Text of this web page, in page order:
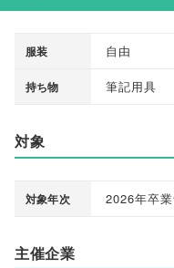
服装 自由
持ち物 筆記用具
対象
対象年次 2026年卒
主催企業